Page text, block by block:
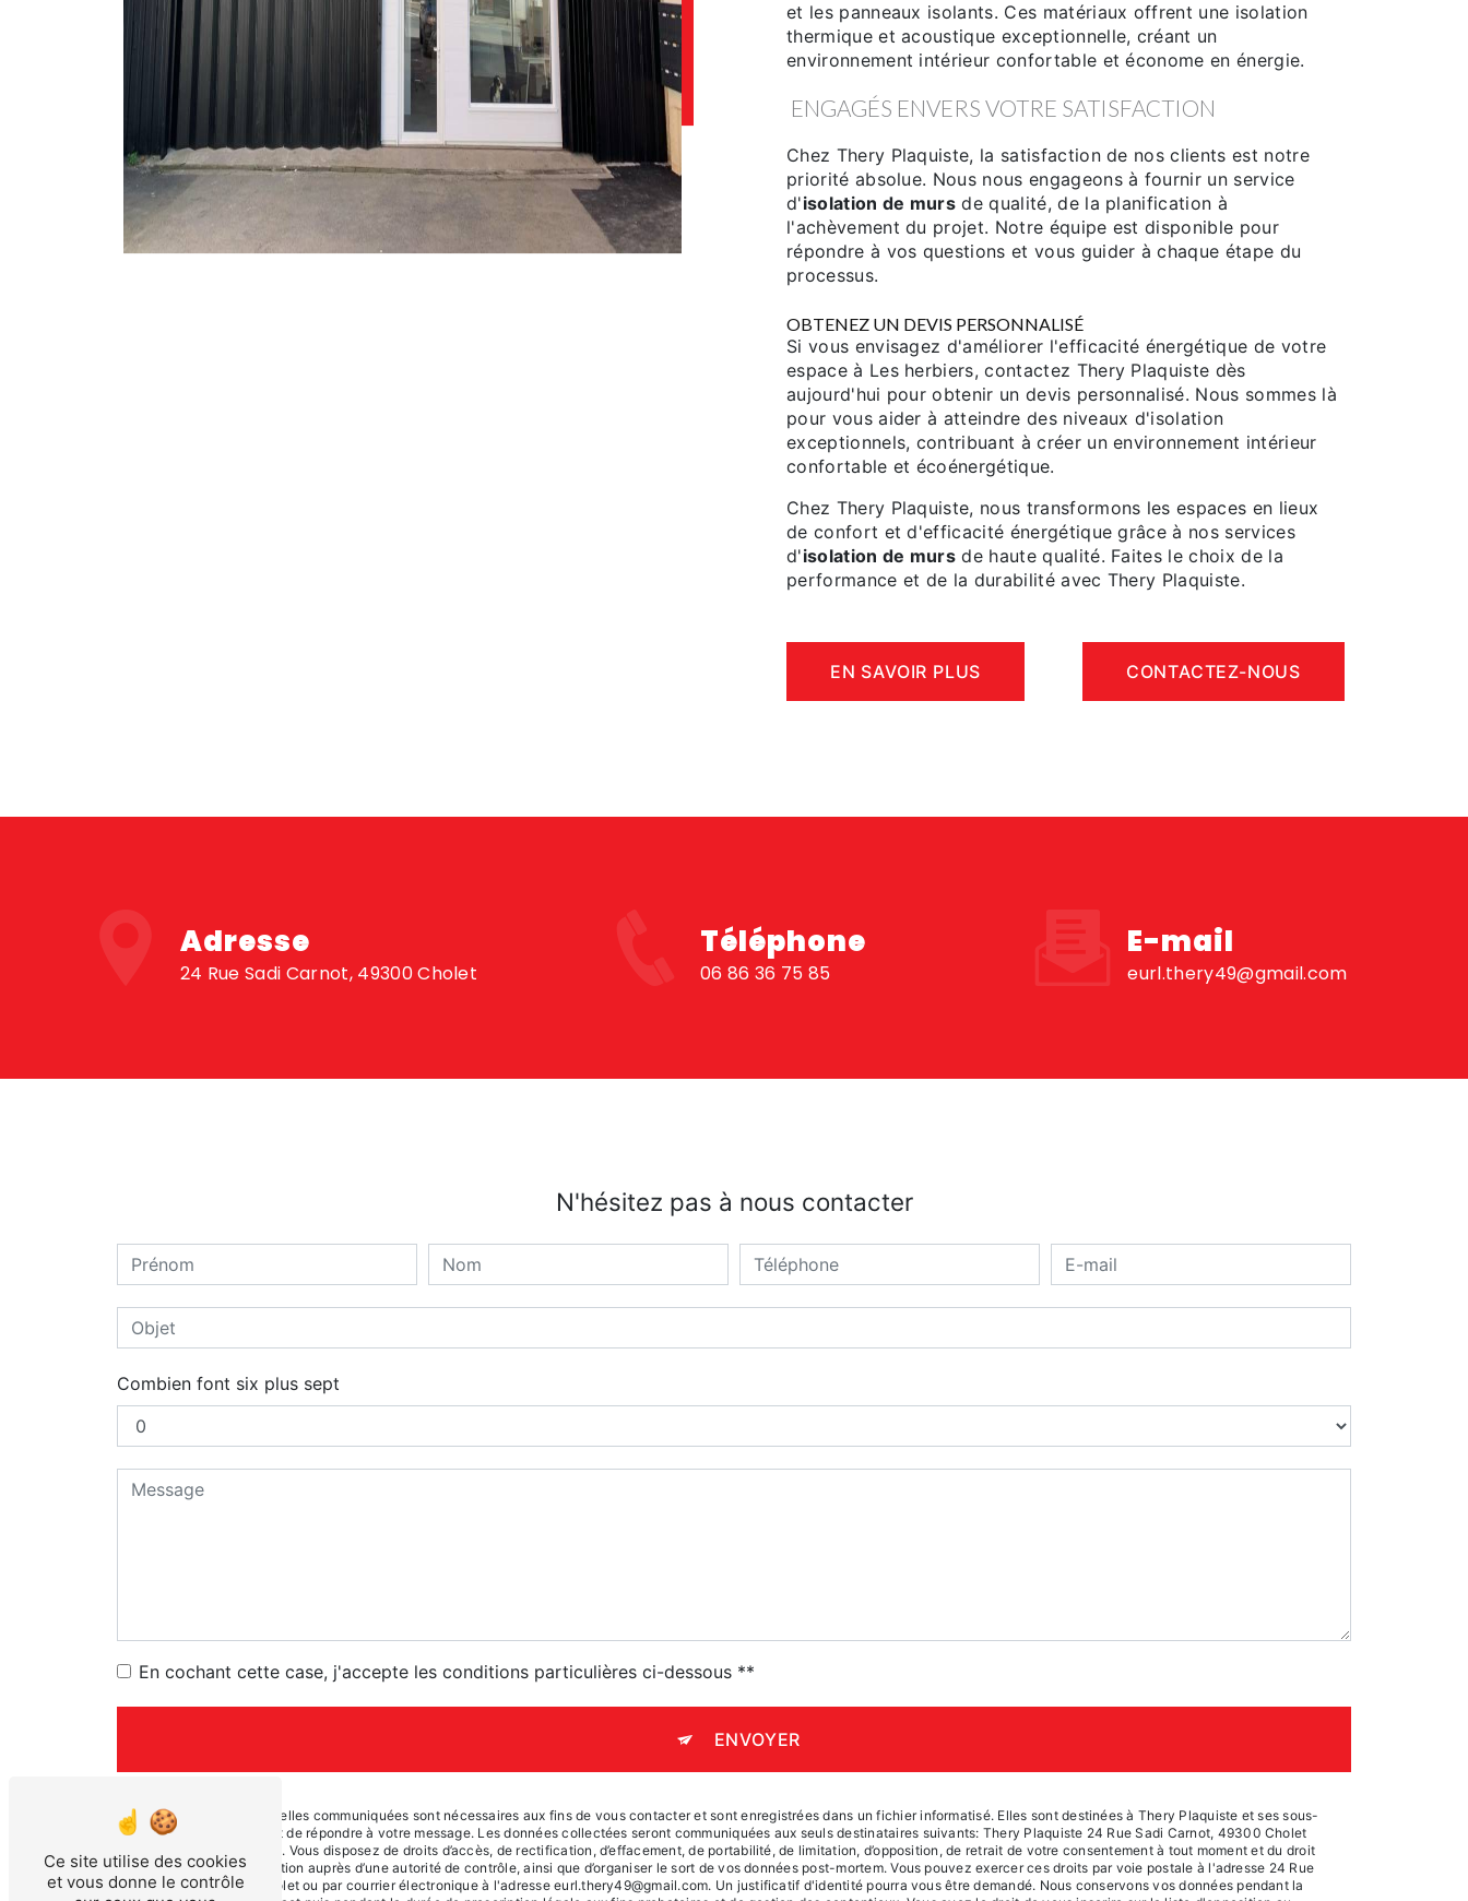
et les panneaux isolants. Ces matériaux offrent une isolation
thermique et acoustique exceptionnelle, créant un
environnement intérieur confortable et économe en énergie.
ENGAGÉS ENVERS VOTRE SATISFACTION
Chez Thery Plaquiste, la satisfaction de nos clients est notre
priorité absolue. Nous nous engageons à fournir un service
d'isolation de murs de qualité, de la planification à
l'achèvement du projet. Notre équipe est disponible pour
répondre à vos questions et vous guider à chaque étape du
processus.
OBTENEZ UN DEVIS PERSONNALISÉ
Si vous envisagez d'améliorer l'efficacité énergétique de votre
espace à Les herbiers, contactez Thery Plaquiste dès
aujourd'hui pour obtenir un devis personnalisé. Nous sommes là
pour vous aider à atteindre des niveaux d'isolation
exceptionnels, contribuant à créer un environnement intérieur
confortable et écoénergétique.
Chez Thery Plaquiste, nous transformons les espaces en lieux
de confort et d'efficacité énergétique grâce à nos services
d'isolation de murs de haute qualité. Faites le choix de la
performance et de la durabilité avec Thery Plaquiste.
EN SAVOIR PLUS CONTACTEZ-NOUS
Adresse
24 Rue Sadi Carnot, 49300 Cholet
Téléphone
06 86 36 75 85
E-mail
eurl.thery49@gmail.com
N'hésitez pas à nous contacter
Combien font six plus sept
En cochant cette case, j'accepte les conditions particulières ci-dessous **
ENVOYER
** Les données personnelles communiquées sont nécessaires aux fins de vous contacter et sont enregistrées dans un fichier informatisé. Elles sont destinées à Thery Plaquiste et ses sous-
traitants dans le seul but de répondre à votre message. Les données collectées seront communiquées aux seuls destinataires suivants: Thery Plaquiste 24 Rue Sadi Carnot, 49300 Cholet
eurl.thery49@gmail.com. Vous disposez de droits d’accès, de rectification, d’effacement, de portabilité, de limitation, d’opposition, de retrait de votre consentement à tout moment et du droit
d’introduire une réclamation auprès d’une autorité de contrôle, ainsi que d’organiser le sort de vos données post-mortem. Vous pouvez exercer ces droits par voie postale à l'adresse 24 Rue
Sadi Carnot, 49300 Cholet ou par courrier électronique à l'adresse eurl.thery49@gmail.com. Un justificatif d'identité pourra vous être demandé. Nous conservons vos données pendant la
Ce site utilise des cookies
et vous donne le contrôle